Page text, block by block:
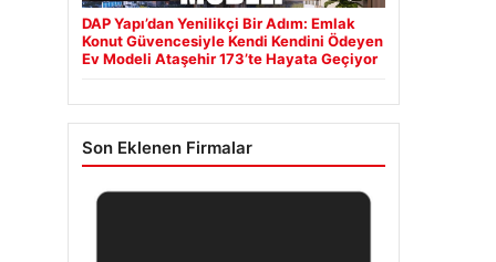
DAP Yapı’dan Yenilikçi Bir Adım: Emlak
Konut Güvencesiyle Kendi Kendini Ödeyen
Ev Modeli Ataşehir 173’te Hayata Geçiyor
Son Eklenen Firmalar